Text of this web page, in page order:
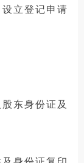
立登记申请
东身份证及